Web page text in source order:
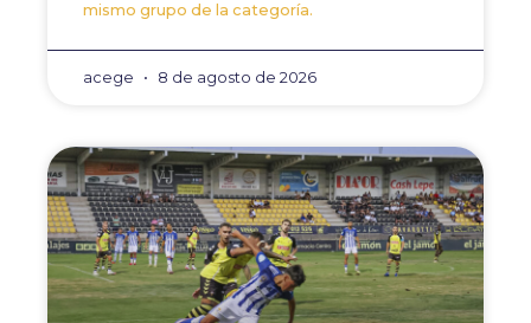
mismo grupo de la categoría.
acege 8 de agosto de 2026